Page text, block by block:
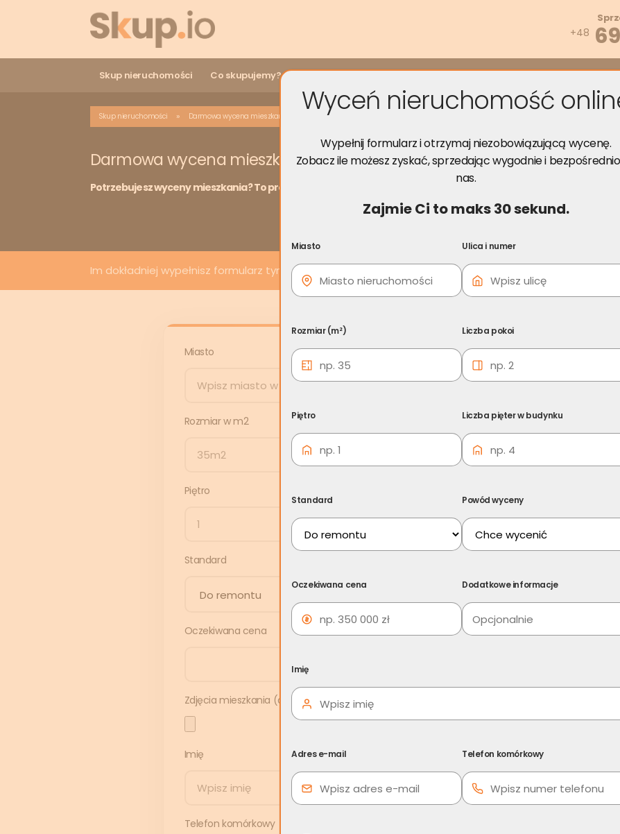
+48
Skup nieruchomości Co skupujemy? Rozwiąż problem Wyceń za darmo Opinie Poradnik
Skup nieruchomości » Darmowa wycena mieszkania
Darmowa wycena mieszkania
Potrzebujesz wyceny mieszkania? To proste! Wystarczy, że wypełnisz formularz
Im dokładniej wypełnisz formularz tym łatwiej będzie nam sporządzić wycenę mieszkania
Miasto Ulica i numer budynku
Rozmiar w m2 Liczba pokoi
Piętro
Standard
Oczekiwana cena Dodatkowe informacje
Zdjęcia mieszkania (opcjonalnie - jeśli zależy Ci na dokładniejszej wycenie)
Imię Adres e-mail
Telefon komórkowy
Wyceń nieruchomość
Wypełnij formularz i otrzymaj niezobowiązującą wycenę.
Zobacz ile możesz zyskać, sprzedając wygodnie i
nas.
Zajmie Ci to maks 30 sekund.
Miasto Ulica i numer
Rozmiar (m²) Liczba pokoi
Piętro Liczba pięter w budynku
Standard Powód wyceny
Oczekiwana cena Dodatkowe informacje
Imię
Adres e-mail Telefon komórkowy